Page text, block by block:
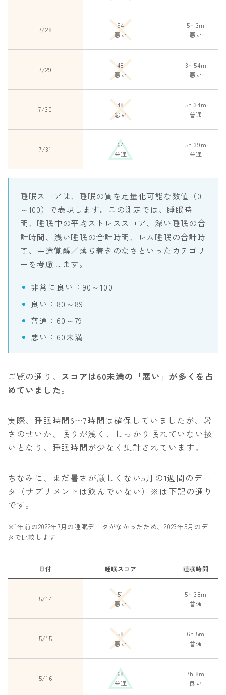
Follow Me
7/28
54
悪い
5h 3m
悪い
7/29
48
悪い
3h 54m
悪い
7/30
48
悪い
5h 34m
普通
7/31
64
普通
5h 39m
普通
睡眠スコアは、睡眠の質を定量化可能な数値（0
～100）で表現します。この測定では、睡眠時
間、睡眠中の平均ストレススコア、深い睡眠の合
計時間、浅い睡眠の合計時間、レム睡眠の合計時
間、中途覚醒／落ち着きのなさといったカテゴリ
ーを考慮します。
非常に良い：90～100
良い：80～89
普通：60～79
悪い：60未満
ご覧の通り、 スコアは60未満の「悪い」が多くを占
めていました。
実際、睡眠時間6〜7時間は確保していましたが、暑
さのせいか、眠りが浅く、しっかり眠れていない扱
いとなり、睡眠時間が少なく集計されています。
ちなみに、まだ暑さが厳しくない5月の1週間のデー
タ（サプリメントは飲んでいない）※は下記の通り
です。
※1年前の2022年7月の睡眠データがなかったため、2023年5月のデー
タで比較します
日付 睡眠スコア 睡眠時間
5/14
51
悪い
5h 38m
普通
5/15
58
悪い
6h 5m
普通
5/16
68
普通
7h 8m
良い